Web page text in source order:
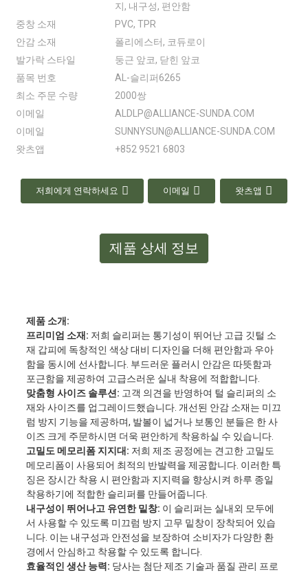
지, 내구성, 편안함
중창 소재
PVC, TPR
안감 소재
폴리에스터, 코듀로이
발가락 스타일
둥근 앞코, 닫힌 앞코
품목 번호
AL-슬리퍼6265
최소 주문 수량
2000쌍
이메일
ALDLP@ALLIANCE-SUNDA.COM
이메일
SUNNYSUN@ALLIANCE-SUNDA.COM
왓츠앱
+852 9521 6803
저희에게 연락하세요 이메일 왓츠앱
제품 상세 정보
제품 소개:
프리미엄 소재: 저희 슬리퍼는 통기성이 뛰어난 고급 깃털 소
재 갑피에 독창적인 색상 대비 디자인을 더해 편안함과 우아
함을 동시에 선사합니다. 부드러운 플러시 안감은 따뜻함과
포근함을 제공하여 고급스러운 실내 착용에 적합합니다.
맞춤형 사이즈 솔루션: 고객 의견을 반영하여 털 슬리퍼의 소
재와 사이즈를 업그레이드했습니다. 개선된 안감 소재는 미끄
럼 방지 기능을 제공하며, 발볼이 넓거나 보통인 분들은 한 사
이즈 크게 주문하시면 더욱 편안하게 착용하실 수 있습니다.
고밀도 메모리폼 지지대: 저희 제조 공정에는 견고한 고밀도
메모리폼이 사용되어 최적의 반발력을 제공합니다. 이러한 특
징은 장시간 착용 시 편안함과 지지력을 향상시켜 하루 종일
착용하기에 적합한 슬리퍼를 만들어줍니다.
내구성이 뛰어나고 유연한 밑창: 이 슬리퍼는 실내외 모두에
서 사용할 수 있도록 미끄럼 방지 고무 밑창이 장착되어 있습
니다. 이는 내구성과 안전성을 보장하여 소비자가 다양한 환
경에서 안심하고 착용할 수 있도록 합니다.
효율적인 생산 능력: 당사는 첨단 제조 기술과 품질 관리 프로